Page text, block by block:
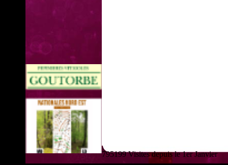
795199 Visites depuis le 1er Janvier